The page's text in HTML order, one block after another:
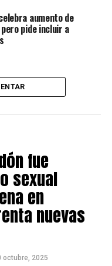
aumento de
pide incluir a
fue
sexual
en
nuevas
octubre, 2025